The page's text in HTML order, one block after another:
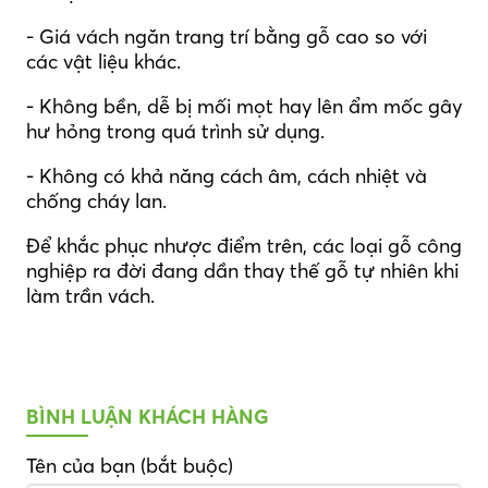
- Giá vách ngăn trang trí bằng gỗ cao so với
các vật liệu khác.
- Không bền, dễ bị mối mọt hay lên ẩm mốc gây
hư hỏng trong quá trình sử dụng.
- Không có khả năng cách âm, cách nhiệt và
chống cháy lan.
Để khắc phục nhược điểm trên, các loại gỗ công
nghiệp ra đời đang dần thay thế gỗ tự nhiên khi
làm trần vách.
BÌNH LUẬN KHÁCH HÀNG
Tên của bạn (bắt buộc)